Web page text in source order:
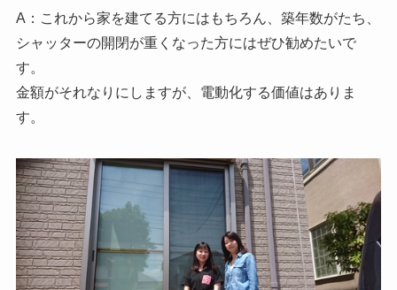
A：これから家を建てる方にはもちろん、築年数がたち、
シャッターの開閉が重くなった方にはぜひ勧めたいで
す。
金額がそれなりにしますが、電動化する価値はありま
す。